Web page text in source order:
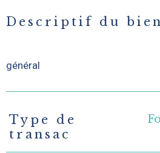
Descriptif du bien
général
Type de
transac